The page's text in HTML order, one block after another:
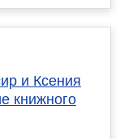
и Ксения
книжного